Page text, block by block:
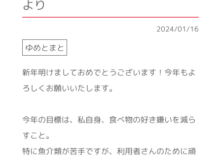
より
ゆめとまと
2024/01/16
新年明けましておめでとうございます！今年もよ
ろしくお願いいたします。
今年の目標は、私自身、食べ物の好き嫌いを減ら
すこと。
特に魚介類が苦手ですが、利用者さんのために頑